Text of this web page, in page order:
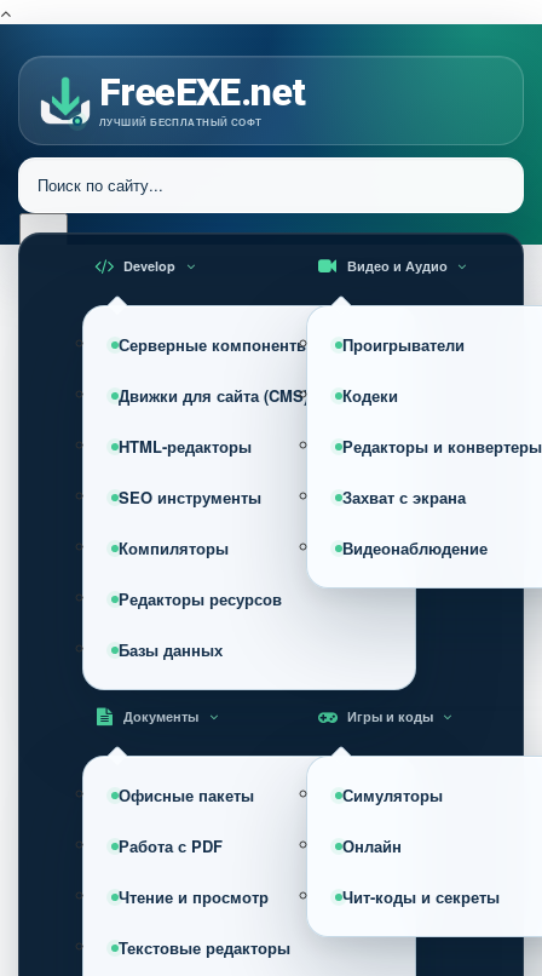
FreeEXE.net
ЛУЧШИЙ БЕСПЛАТНЫЙ СОФТ
Develop
Серверные компоненты
Движки для сайта (CMS)
HTML-редакторы
SEO инструменты
Компиляторы
Редакторы ресурсов
Базы данных
Видео и Аудио
Проигрыватели
Кодеки
Редакторы и конвертеры
Захват с экрана
Видеонаблюдение
Документы
Офисные пакеты
Работа с PDF
Чтение и просмотр
Текстовые редакторы
Игры и коды
Симуляторы
Онлайн
Чит-коды и секреты